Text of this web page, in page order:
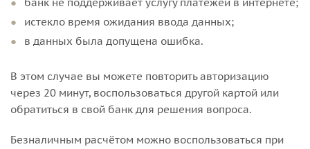
истекло время ожидания ввода данных;
в данных была допущена ошибка.
В этом случае вы можете повторить авторизацию
через 20 минут, воспользоваться другой картой или
обратиться в свой банк для решения вопроса.
Безналичным расчётом можно воспользоваться при